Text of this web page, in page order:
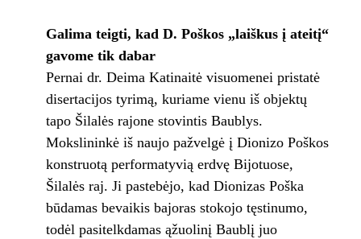
Galima teigti, kad D. Poškos „laiškus į ateitį“
gavome tik dabar
Pernai dr. Deima Katinaitė visuomenei pristatė
disertacijos tyrimą, kuriame vienu iš objektų
tapo Šilalės rajone stovintis Baublys.
Mokslininkė iš naujo pažvelgė į Dionizo Poškos
konstruotą performatyvią erdvę Bijotuose,
Šilalės raj. Ji pastebėjo, kad Dionizas Poška
būdamas bevaikis bajoras stokojo tęstinumo,
todėl pasitelkdamas ąžuolinį Baublį juo